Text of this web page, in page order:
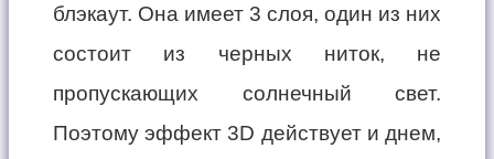
блэкаут. Она имеет 3 слоя, один из них
состоит из черных ниток, не
пропускающих солнечный свет.
Поэтому эффект 3D действует и днем,